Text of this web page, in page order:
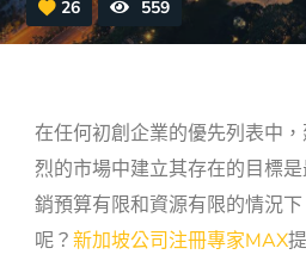
26 559
在任何初創企業的優先列表中
烈的市場中建立其存在的目標
銷預算有限和資源有限的情況
呢？新加坡公司注冊專家MAX